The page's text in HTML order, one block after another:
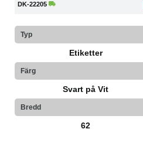
DK-22205
Typ
Etiketter
Färg
Svart på Vit
Bredd
62